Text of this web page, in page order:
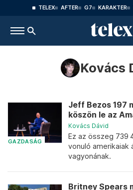
TELEX AFTER G7 KARAKTER
Kovács
GAZDASÁG
Jeff Bezos 197
köszön le az
Kovács Dávid
Ez az összeg 739
vonuló amerikaiak
vagyonának.
Britney Spears